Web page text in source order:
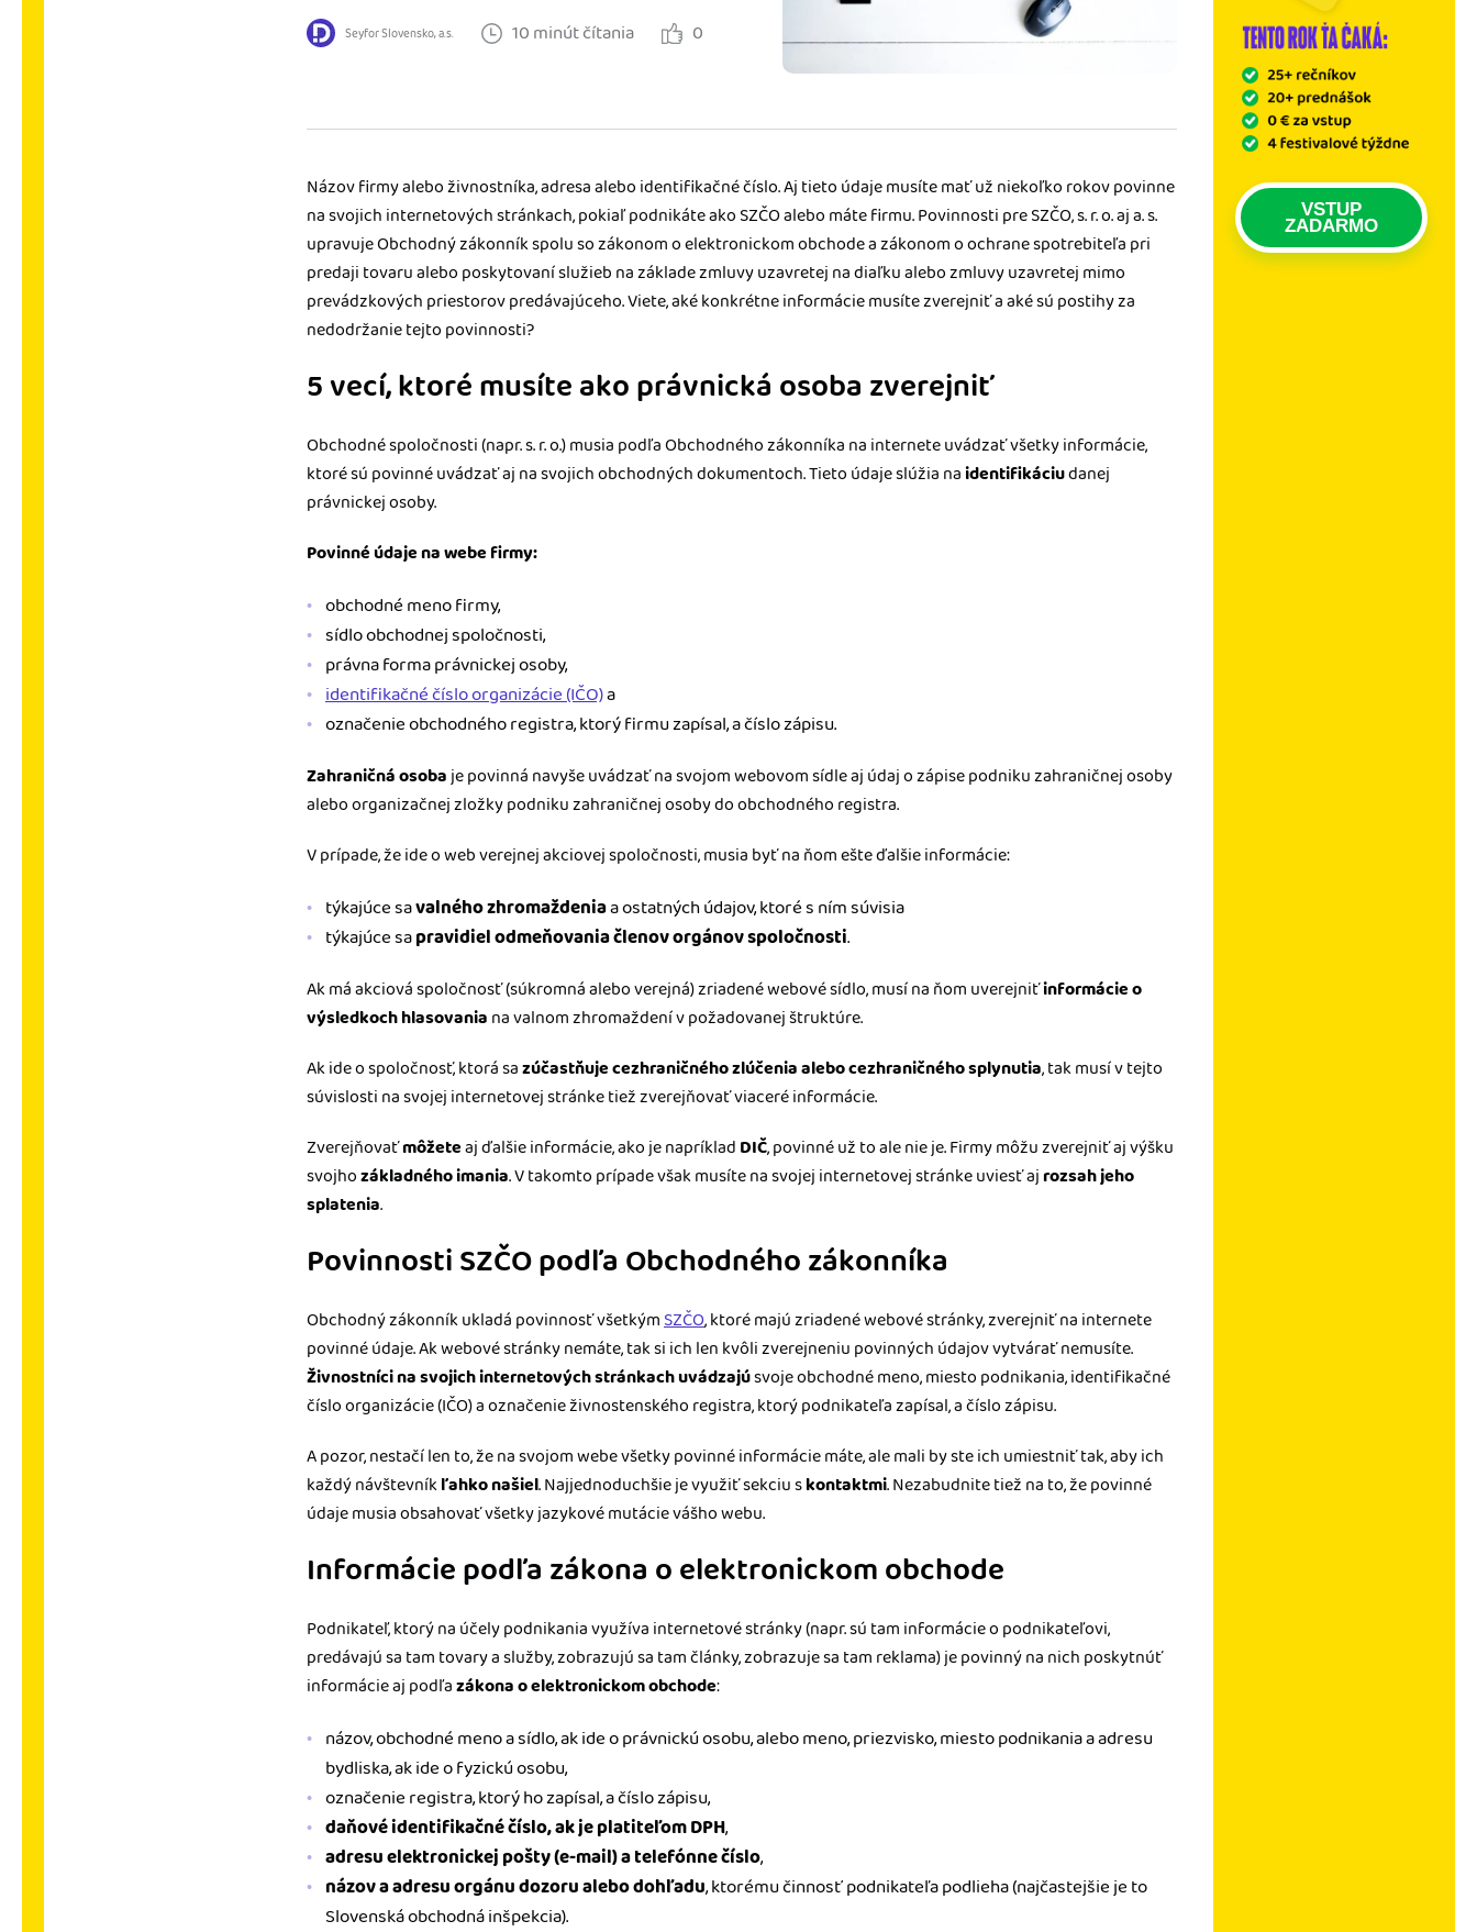
ďalšími aplikáciami.
VSTUP
ZADARMO
Seyfor Slovensko, a.s. 10 minút čítania 0
Názov firmy alebo živnostníka, adresa alebo identifikačné číslo. Aj tieto údaje musíte mať už niekoľko rokov povinne
na svojich internetových stránkach, pokiaľ podnikáte ako SZČO alebo máte firmu. Povinnosti pre SZČO, s. r. o. aj a. s.
upravuje Obchodný zákonník spolu so zákonom o elektronickom obchode a zákonom o ochrane spotrebiteľa pri
predaji tovaru alebo poskytovaní služieb na základe zmluvy uzavretej na diaľku alebo zmluvy uzavretej mimo
prevádzkových priestorov predávajúceho. Viete, aké konkrétne informácie musíte zverejniť a aké sú postihy za
nedodržanie tejto povinnosti?
5 vecí, ktoré musíte ako právnická osoba zverejniť
Obchodné spoločnosti (napr. s. r. o.) musia podľa Obchodného zákonníka na internete uvádzať všetky informácie,
ktoré sú povinné uvádzať aj na svojich obchodných dokumentoch. Tieto údaje slúžia naidentifikáciudanej
právnickej osoby.
Povinné údaje na webe firmy:
obchodné meno firmy,
sídlo obchodnej spoločnosti,
právna forma právnickej osoby,
identifikačné číslo organizácie (IČO)a
označenie obchodného registra, ktorý firmu zapísal, a číslo zápisu.
Zahraničná osobaje povinná navyše uvádzať na svojom webovom sídle aj údaj o zápise podniku zahraničnej osoby
alebo organizačnej zložky podniku zahraničnej osoby do obchodného registra.
V prípade, že ide o web verejnej akciovej spoločnosti, musia byť na ňom ešte ďalšie informácie:
týkajúce savalného zhromaždeniaa ostatných údajov, ktoré s ním súvisia
týkajúce sapravidiel odmeňovania členov orgánov spoločnosti.
Ak má akciová spoločnosť (súkromná alebo verejná) zriadené webové sídlo, musí na ňom uverejniťinformácie o
výsledkoch hlasovania na valnom zhromaždení v požadovanej štruktúre.
Ak ide o spoločnosť, ktorá sazúčastňuje cezhraničného zlúčenia alebo cezhraničného splynutia, tak musí v tejto
súvislosti na svojej internetovej stránke tiež zverejňovať viaceré informácie.
Zverejňovaťmôžeteaj ďalšie informácie, ako je napríklad DIČ, povinné už to ale nie je. Firmy môžu zverejniť aj výšku
svojhozákladného imania. V takomto prípade však musíte na svojej internetovej stránke uviesť ajrozsah jeho
splatenia.
Povinnosti SZČO podľa Obchodného zákonníka
Obchodný zákonník ukladá povinnosť všetkýmSZČO, ktoré majú zriadené webové stránky, zverejniť na internete
povinné údaje. Ak webové stránky nemáte, tak si ich len kvôli zverejneniu povinných údajov vytvárať nemusíte.
Živnostníci na svojich internetových stránkach uvádzajúsvoje obchodné meno, miesto podnikania, identifikačné
číslo organizácie (IČO) a označenie živnostenského registra, ktorý podnikateľa zapísal, a číslo zápisu.
A pozor, nestačí len to, že na svojom webe všetky povinné informácie máte, ale mali by ste ich umiestniť tak, aby ich
každý návštevníkľahko našiel. Najjednoduchšie je využiť sekciu skontaktmi. Nezabudnite tiež na to, že povinné
údaje musia obsahovať všetky jazykové mutácie vášho webu.
Informácie podľa zákona o elektronickom obchode
Podnikateľ, ktorý na účely podnikania využíva internetové stránky (napr. sú tam informácie o podnikateľovi,
predávajú sa tam tovary a služby, zobrazujú sa tam články, zobrazuje sa tam reklama) je povinný na nich poskytnúť
informácie aj podľazákona o elektronickom obchode:
názov, obchodné meno a sídlo, ak ide o právnickú osobu, alebo meno, priezvisko, miesto podnikania a adresu
bydliska, ak ide o fyzickú osobu,
označenie registra, ktorý ho zapísal, a číslo zápisu,
daňové identifikačné číslo, ak je platiteľom DPH,
adresu elektronickej pošty (e-mail) a telefónne číslo,
názov a adresu orgánu dozoru alebo dohľadu, ktorému činnosť podnikateľa podlieha (najčastejšie je to
Slovenská obchodná inšpekcia).